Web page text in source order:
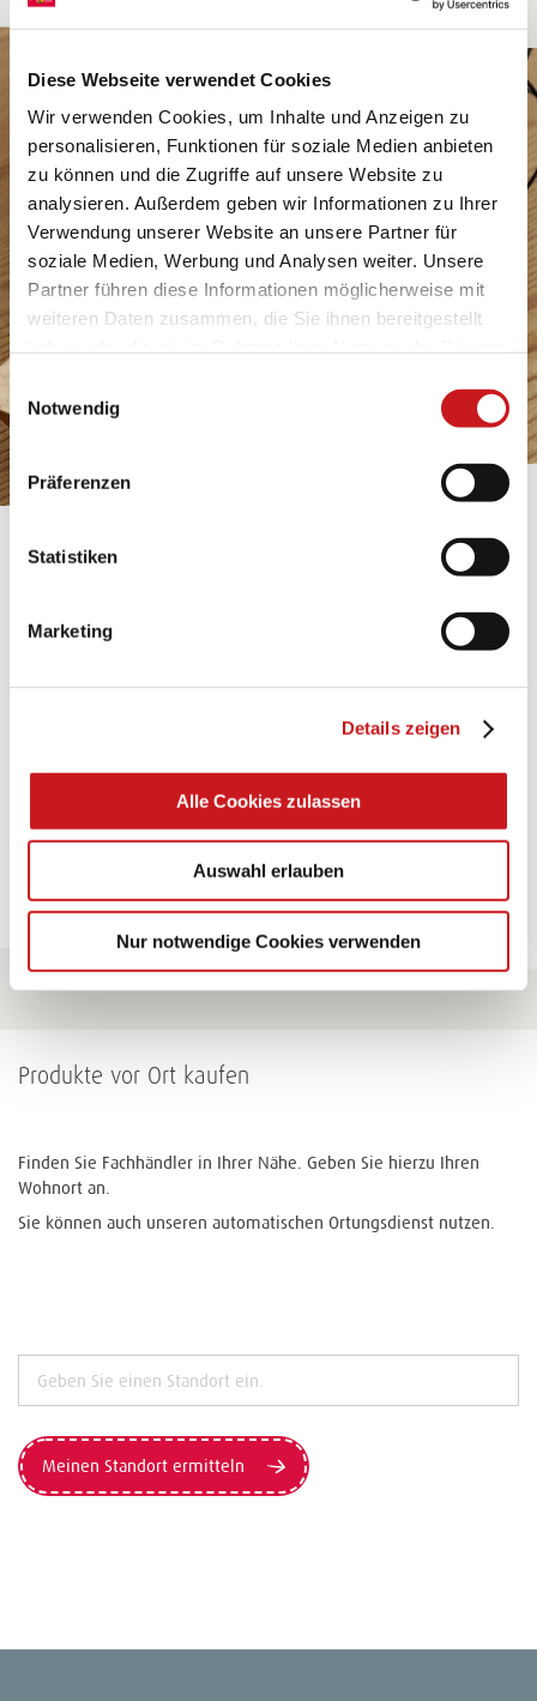
Diese Webseite verwendet Cookies
Wir verwenden Cookies, um Inhalte und Anzeigen zu
personalisieren, Funktionen für soziale Medien anbieten
zu können und die Zugriffe auf unsere Website zu
analysieren. Außerdem geben wir Informationen zu Ihrer
Verwendung unserer Website an unsere Partner für
soziale Medien, Werbung und Analysen weiter. Unsere
Partner führen diese Informationen möglicherweise mit
weiteren Daten zusammen, die Sie ihnen bereitgestellt
Datenschutzhinweisen
mehr darüber, wer wir sind, wie
personenbezogene Daten verarbeiten. Hier geht’s zum
Impressum.
Notwendig
Präferenzen
Statistiken
Marketing
Details zeigen
Alle Cookies zulassen
Auswahl erlauben
Nur notwendige Cookies verwenden
bekleben, bemalen, falten... und für viele
Zum Tipp
Zu allen Tipps
Produkte vor Ort kaufen
Finden Sie Fachhändler in Ihrer Nähe. Geben Sie hierzu Ihren
Wohnort an.
Sie können auch unseren automatischen Ortungsdienst nutzen.
Meinen Standort ermitteln